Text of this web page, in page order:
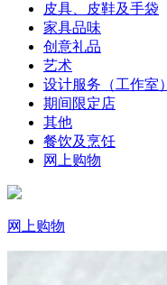
皮具、皮鞋及手袋
家具品味
创意礼品
艺术
设计服务（工作室）
期间限定店
其他
餐饮及烹饪
网上购物
网上购物